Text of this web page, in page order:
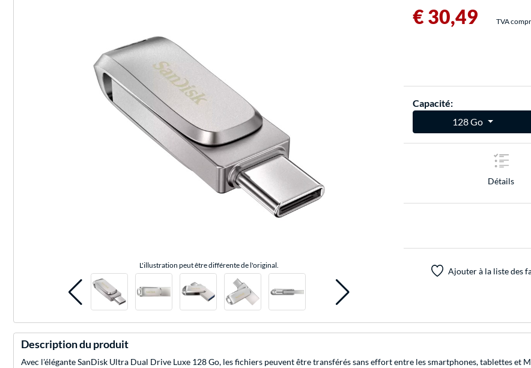
L'illustration peut être différente de l'original.
€ 30,49 TVA
Capacité:
128 Go
Détails
Ajouter à la liste des
Description du produit
Avec l'élégante SanDisk Ultra Dual Drive Luxe 128 Go, les fichiers peuvent être transférés sans effort entre les smartphones, tablettes et